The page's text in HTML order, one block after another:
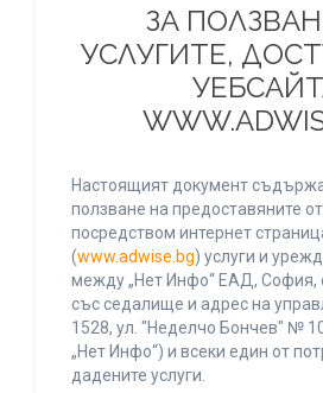
ЗА
УСЛУГИТЕ,
Настоящият документ
ползване на предоставяните
посредством интернет
(www.adwise.bg) услуги и
между „Нет Инфо“ ЕАД, София,
със седалище и адрес на
1528, ул. "Неделчо Бончев" №
„Нет Инфо“) и всеки един от
дадените услуги.